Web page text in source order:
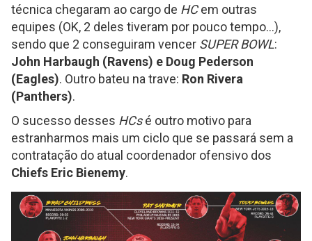
técnica chegaram ao cargo de HCem outras
equipes (OK, 2 deles tiveram por pouco tempo...),
sendo que 2 conseguiram vencer SUPER BOWL:
John Harbaugh (Ravens) e Doug Pederson
(Eagles). Outro bateu na trave: Ron Rivera
(Panthers).
O sucesso desses HCsé outro motivo para
estranharmos mais um ciclo que se passará sem a
contratação do atual coordenador ofensivo dos
Chiefs Eric Bienemy.